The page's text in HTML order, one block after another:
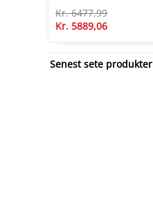
Kr. 6477,99
Kr. 5889,06
Senest sete produkter